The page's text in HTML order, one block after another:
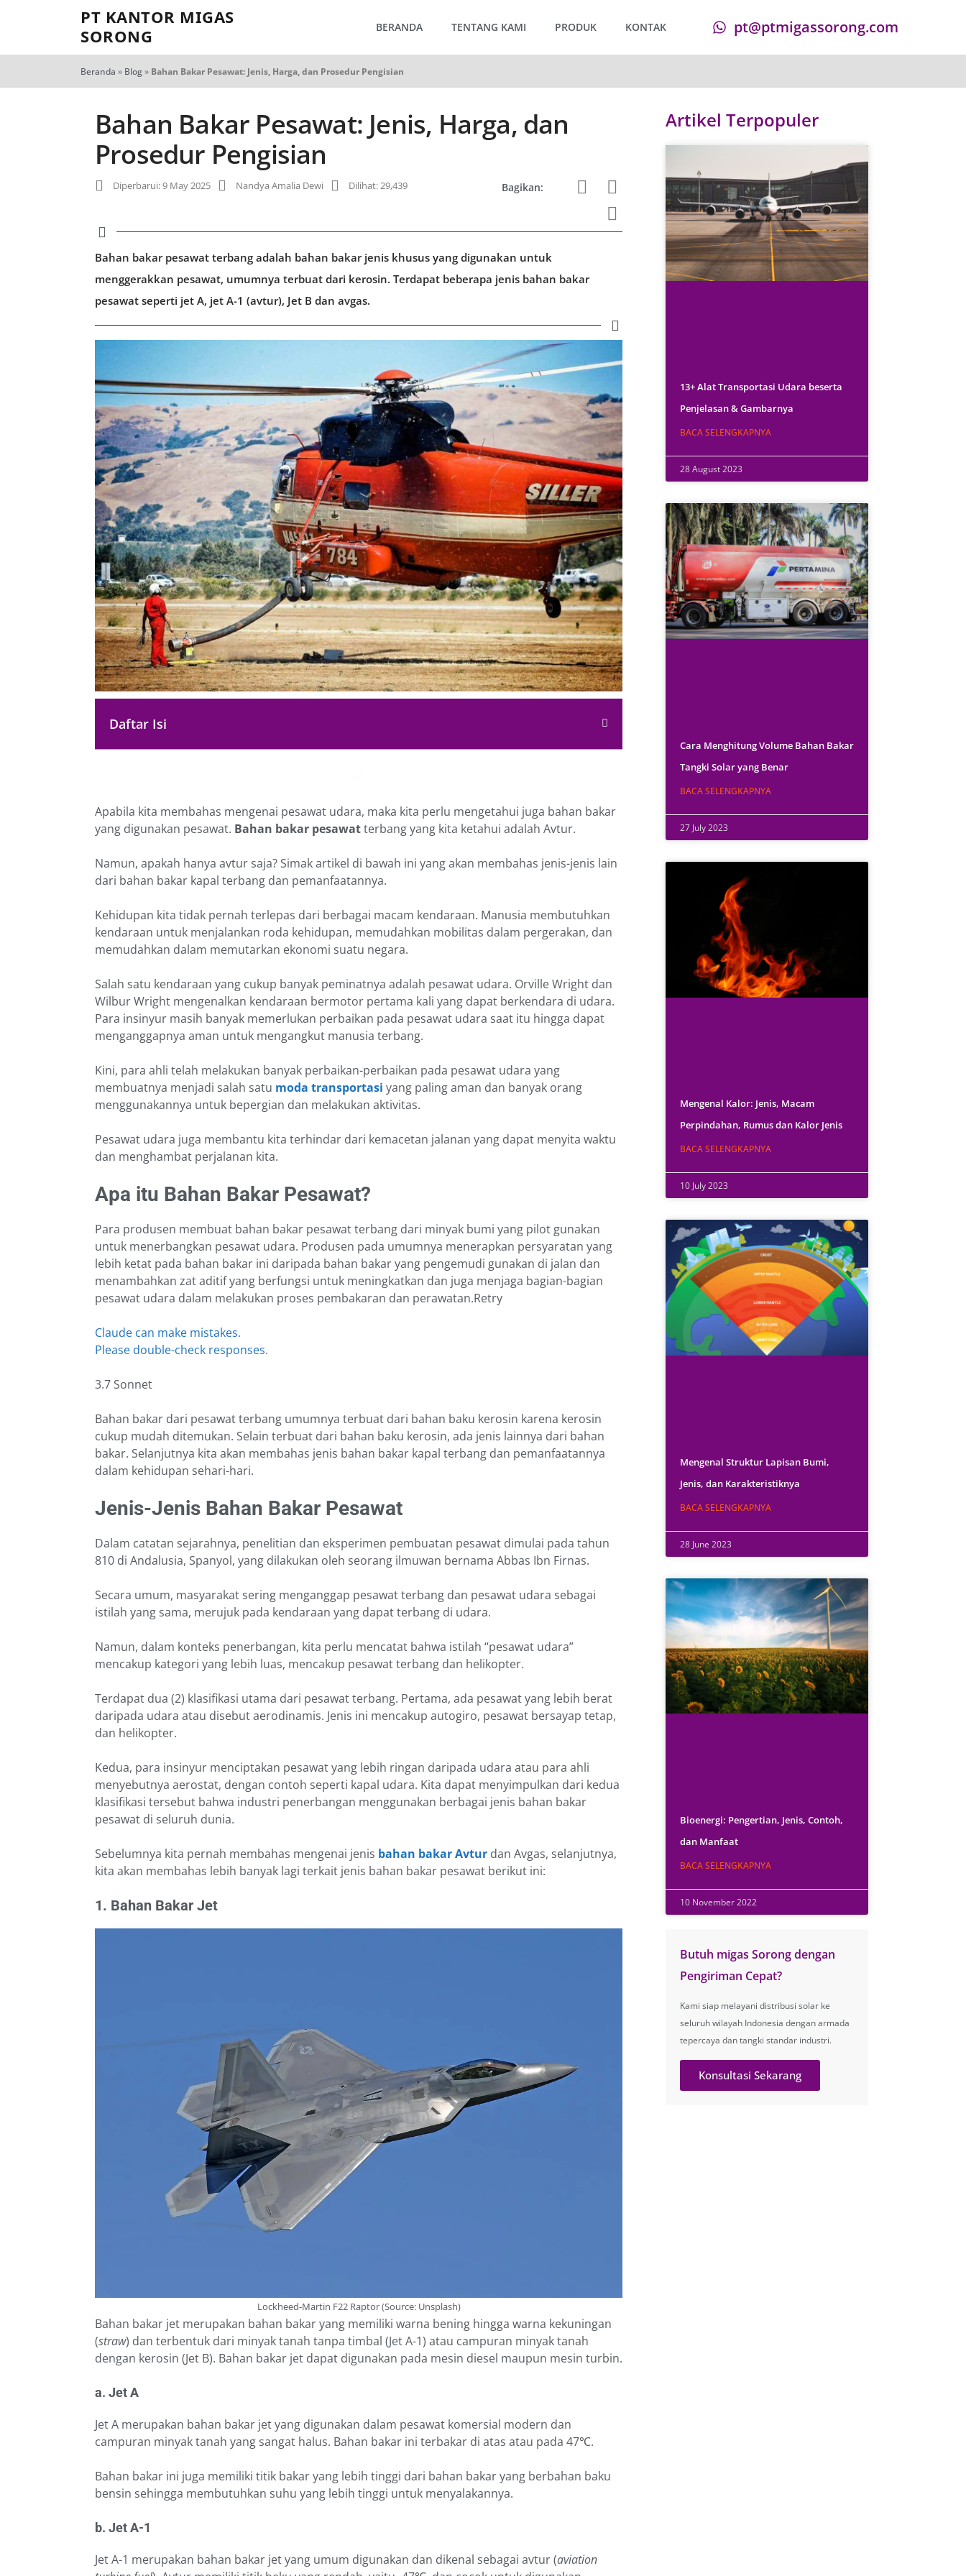
PT KANTOR MIGAS
SORONG
BERANDA TENTANG KAMI PRODUK KONTAK pt@ptmigassorong.com
Beranda » Blog» Bahan Bakar Pesawat: Jenis, Harga, dan Prosedur Pengisian
Bahan Bakar Pesawat: Jenis, Harga, dan
Prosedur Pengisian
Diperbarui: 9 May 2025 Nandya Amalia Dewi Dilihat: 29,439 Bagikan:
Bahan bakar pesawat terbang adalah bahan bakar jenis khusus yang digunakan untuk
menggerakkan pesawat, umumnya terbuat dari kerosin. Terdapat beberapa jenis bahan bakar
pesawat seperti jet A, jet A-1 (avtur), Jet B dan avgas.
Daftar Isi
Apabila kita membahas mengenai pesawat udara, maka kita perlu mengetahui juga bahan bakar
yang digunakan pesawat. Bahan bakar pesawatterbang yang kita ketahui adalah Avtur.
Namun, apakah hanya avtur saja? Simak artikel di bawah ini yang akan membahas jenis-jenis lain
dari bahan bakar kapal terbang dan pemanfaatannya.
Kehidupan kita tidak pernah terlepas dari berbagai macam kendaraan. Manusia membutuhkan
kendaraan untuk menjalankan roda kehidupan, memudahkan mobilitas dalam pergerakan, dan
memudahkan dalam memutarkan ekonomi suatu negara.
Salah satu kendaraan yang cukup banyak peminatnya adalah pesawat udara. Orville Wright dan
Wilbur Wright mengenalkan kendaraan bermotor pertama kali yang dapat berkendara di udara.
Para insinyur masih banyak memerlukan perbaikan pada pesawat udara saat itu hingga dapat
menganggapnya aman untuk mengangkut manusia terbang.
Kini, para ahli telah melakukan banyak perbaikan-perbaikan pada pesawat udara yang
membuatnya menjadi salah satu moda transportasi yang paling aman dan banyak orang
menggunakannya untuk bepergian dan melakukan aktivitas.
Pesawat udara juga membantu kita terhindar dari kemacetan jalanan yang dapat menyita waktu
dan menghambat perjalanan kita.
Apa itu Bahan Bakar Pesawat?
Para produsen membuat bahan bakar pesawat terbang dari minyak bumi yang pilot gunakan
untuk menerbangkan pesawat udara. Produsen pada umumnya menerapkan persyaratan yang
lebih ketat pada bahan bakar ini daripada bahan bakar yang pengemudi gunakan di jalan dan
menambahkan zat aditif yang berfungsi untuk meningkatkan dan juga menjaga bagian-bagian
pesawat udara dalam melakukan proses pembakaran dan perawatan.Retry
Claude can make mistakes.
Please double-check responses.
3.7 Sonnet
Bahan bakar dari pesawat terbang umumnya terbuat dari bahan baku kerosin karena kerosin
cukup mudah ditemukan. Selain terbuat dari bahan baku kerosin, ada jenis lainnya dari bahan
bakar. Selanjutnya kita akan membahas jenis bahan bakar kapal terbang dan pemanfaatannya
dalam kehidupan sehari-hari.
Jenis-Jenis Bahan Bakar Pesawat
Dalam catatan sejarahnya, penelitian dan eksperimen pembuatan pesawat dimulai pada tahun
810 di Andalusia, Spanyol, yang dilakukan oleh seorang ilmuwan bernama Abbas Ibn Firnas.
Secara umum, masyarakat sering menganggap pesawat terbang dan pesawat udara sebagai
istilah yang sama, merujuk pada kendaraan yang dapat terbang di udara.
Namun, dalam konteks penerbangan, kita perlu mencatat bahwa istilah “pesawat udara”
mencakup kategori yang lebih luas, mencakup pesawat terbang dan helikopter.
Terdapat dua (2) klasifikasi utama dari pesawat terbang. Pertama, ada pesawat yang lebih berat
daripada udara atau disebut aerodinamis. Jenis ini mencakup autogiro, pesawat bersayap tetap,
dan helikopter.
Kedua, para insinyur menciptakan pesawat yang lebih ringan daripada udara atau para ahli
menyebutnya aerostat, dengan contoh seperti kapal udara. Kita dapat menyimpulkan dari kedua
klasifikasi tersebut bahwa industri penerbangan menggunakan berbagai jenis bahan bakar
pesawat di seluruh dunia.
Sebelumnya kita pernah membahas mengenai jenis bahan bakar Avtur dan Avgas, selanjutnya,
kita akan membahas lebih banyak lagi terkait jenis bahan bakar pesawat berikut ini:
1. Bahan Bakar Jet
Lockheed-Martin F22 Raptor (Source: Unsplash)
Bahan bakar jet merupakan bahan bakar yang memiliki warna bening hingga warna kekuningan
(straw) dan terbentuk dari minyak tanah tanpa timbal (Jet A-1) atau campuran minyak tanah
dengan kerosin (Jet B). Bahan bakar jet dapat digunakan pada mesin diesel maupun mesin turbin.
a. Jet A
Jet A merupakan bahan bakar jet yang digunakan dalam pesawat komersial modern dan
campuran minyak tanah yang sangat halus. Bahan bakar ini terbakar di atas atau pada 47℃.
Bahan bakar ini juga memiliki titik bakar yang lebih tinggi dari bahan bakar yang berbahan baku
bensin sehingga membutuhkan suhu yang lebih tinggi untuk menyalakannya.
b. Jet A-1
Jet A-1 merupakan bahan bakar jet yang umum digunakan dan dikenal sebagai avtur (aviation
Artikel Terpopuler
13+ Alat Transportasi Udara beserta
Penjelasan & Gambarnya
BACA SELENGKAPNYA
28 August 2023
Cara Menghitung Volume Bahan Bakar
Tangki Solar yang Benar
BACA SELENGKAPNYA
27 July 2023
Mengenal Kalor: Jenis, Macam
Perpindahan, Rumus dan Kalor Jenis
BACA SELENGKAPNYA
10 July 2023
Mengenal Struktur Lapisan Bumi,
Jenis, dan Karakteristiknya
BACA SELENGKAPNYA
28 June 2023
Bioenergi: Pengertian, Jenis, Contoh,
dan Manfaat
BACA SELENGKAPNYA
10 November 2022
Butuh migas Sorong dengan
Pengiriman Cepat?
Kami siap melayani distribusi solar ke
seluruh wilayah Indonesia dengan armada
tepercaya dan tangki standar industri.
Konsultasi Sekarang